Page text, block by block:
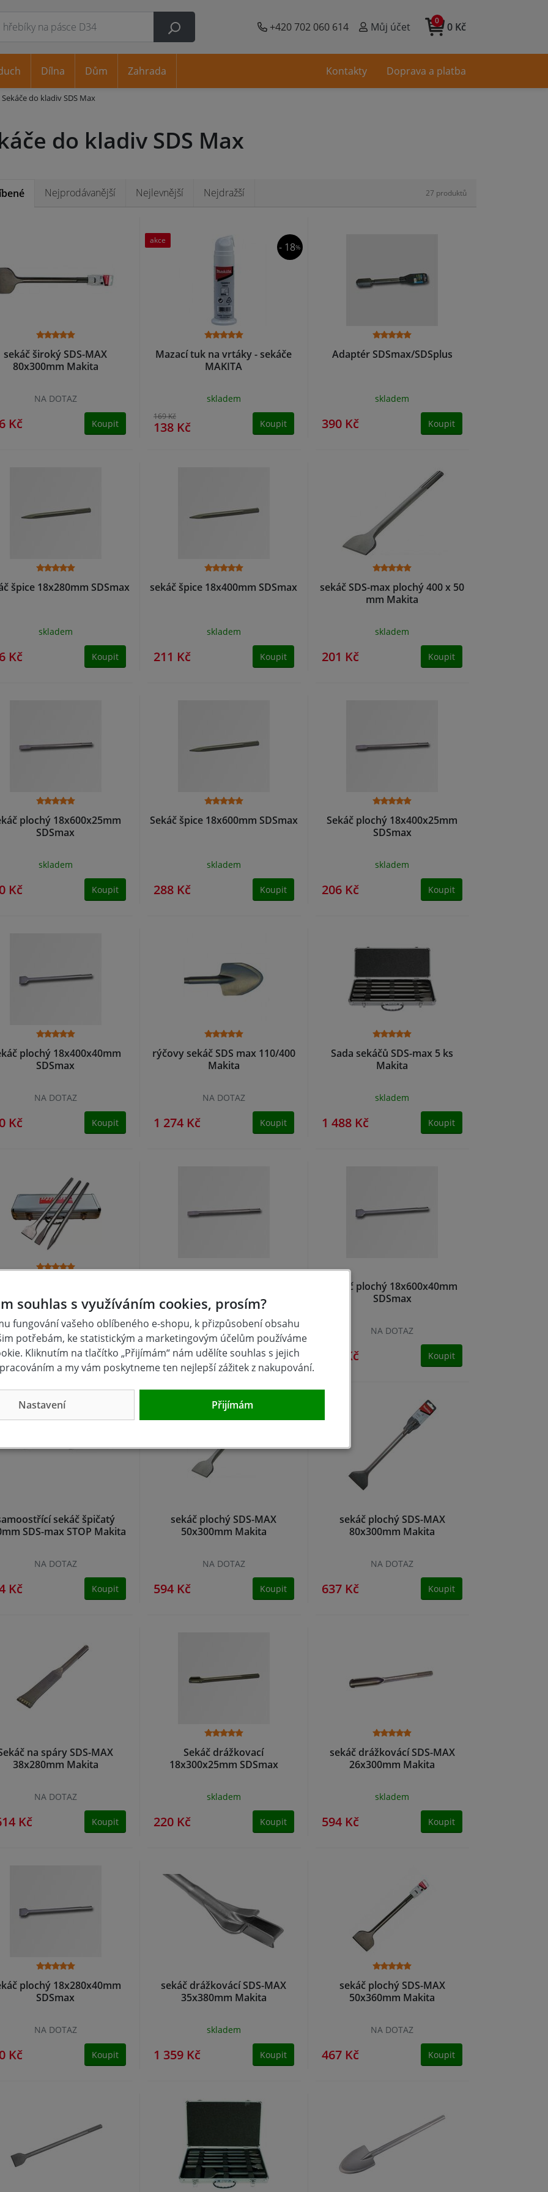
+420 702 060 614 Můj účet 0 Kč
0
Sekáče do kladiv SDS Max
do kladiv SDS Max
Nejprodávanější Nejlevnější Nejdražší
sekáč široký SDS-MAX
80x300mm Makita
NA DOTAZ
Kč Koupit
Mazací tuk na vrtáky - sekáče
MAKITA
akce
- 18%
skladem
169 Kč
138 Kč Koupit
Adaptér SDSmax/SDSplus
skladem
390 Kč Koupit
špice 18x280mm SDSmax
skladem
Kč Koupit
sekáč špice 18x400mm SDSmax
skladem
211 Kč Koupit
sekáč SDS-max plochý 400 x 50
mm Makita
skladem
201 Kč Koupit
plochý 18x600x25mm
SDSmax
skladem
Kč Koupit
Sekáč špice 18x600mm SDSmax
skladem
288 Kč Koupit
Sekáč plochý 18x400x25mm
SDSmax
skladem
206 Kč Koupit
plochý 18x400x40mm
SDSmax
NA DOTAZ
Kč Koupit
rýčovy sekáč SDS max 110/400
Makita
NA DOTAZ
1 274 Kč Koupit
Sada sekáčů SDS-max 5 ks
Makita
skladem
1 488 Kč Koupit
Makita
NA DOTAZ
Kč Koupit
SDSmax
skladem
158 Kč Koupit
Sekáč plochý 18x600x40mm
SDSmax
NA DOTAZ
350 Kč Koupit
sekáč špičatý
SDS-max STOP Makita
NA DOTAZ
Kč Koupit
sekáč plochý SDS-MAX
50x300mm Makita
NA DOTAZ
594 Kč Koupit
sekáč plochý SDS-MAX
80x300mm Makita
NA DOTAZ
637 Kč Koupit
na spáry SDS-MAX
38x280mm Makita
NA DOTAZ
Kč Koupit
Sekáč drážkovací
18x300x25mm SDSmax
skladem
220 Kč Koupit
sekáč drážkovácí SDS-MAX
26x300mm Makita
skladem
594 Kč Koupit
plochý 18x280x40mm
SDSmax
NA DOTAZ
Kč Koupit
sekáč drážkovácí SDS-MAX
35x380mm Makita
skladem
1 359 Kč Koupit
sekáč plochý SDS-MAX
50x360mm Makita
NA DOTAZ
467 Kč Koupit
Dílna Dům Zahrada Kontakty Doprava a platba
souhlas s využíváním cookies, prosím?
fungování vašeho oblíbeného e-shopu, k přizpůsobení obsahu
potřebám, ke statistickým a marketingovým účelům používáme
Kliknutím na tlačítko „Přijímám“ nám udělíte souhlas s jejich
a my vám poskytneme ten nejlepší zážitek z nakupování.
Nastavení Přijímám